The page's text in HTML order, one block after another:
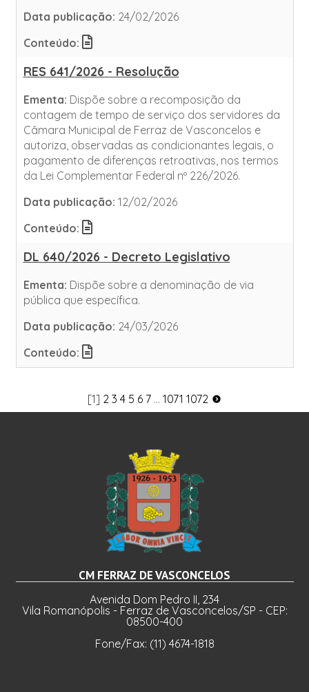
Data publicação: 24/02/2026
Conteúdo:
RES 641/2026 - Resolução
Ementa: Dispõe sobre a recomposição da
contagem de tempo de serviço dos servidores da
Câmara Municipal de Ferraz de Vasconcelos e
autoriza, observadas as condicionantes legais, o
pagamento de diferenças retroativas, nos termos
da Lei Complementar Federal nº 226/2026.
Data publicação: 12/02/2026
Conteúdo:
DL 640/2026 - Decreto Legislativo
Ementa: Dispõe sobre a denominação de via
pública que específica.
Data publicação: 24/03/2026
Conteúdo:
[1] 2 3 4 5 6 7... 1071 1072
CM FERRAZ DE VASCONCELOS
Avenida Dom Pedro II, 234
Vila Romanópolis - Ferraz de Vasconcelos/SP - CEP:
08500-400
Fone/Fax: (11) 4674-1818